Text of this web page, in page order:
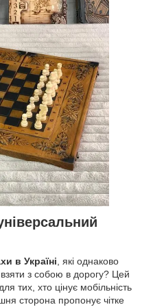
в Україні , які однаково
взяти з собою в дорогу? Цей
тих, хто цінує мобільність
сторона пропонує чітке